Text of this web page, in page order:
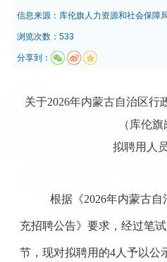
信息来源： 库伦旗人力资源和社会保障
浏览次数：533
分享到：
关于2026年内蒙古自治区行
（库伦旗
拟聘用人
根据《2026年内蒙古自
充招聘公告》要求，经过笔
节，现对拟聘用的4人予以公